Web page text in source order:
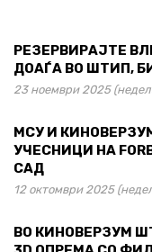
РЕЗЕРВИРАЈТЕ
ДОАЃА ВО ШТИП,
23 ноември 2025
МСУ И
УЧЕСНИЦИ НА
САД
12 октомври 2025
ВО КИНОВЕРЗУМ